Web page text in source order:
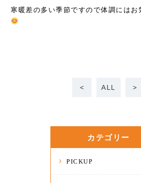
寒暖差の多い季節ですので体調にはお
< ALL >
カテゴリー
PICKUP